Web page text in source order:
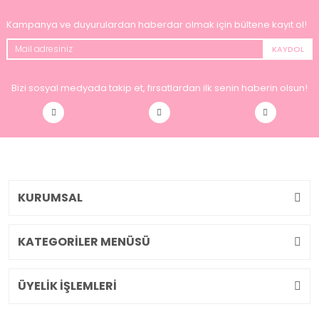
Kampanya ve duyurulardan haberdar olmak için bültene kayıt ol!
KAYDOL
Bizi sosyal medyada takip et, fırsatlardan ilk senin haberin olsun!
KURUMSAL
KATEGORİLER MENÜSÜ
ÜYELİK İŞLEMLERİ